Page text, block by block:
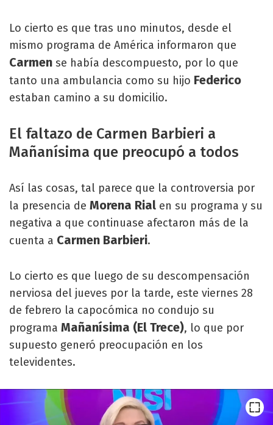
Lo cierto es que tras uno minutos, desde el
mismo programa de América informaron que
Carmen se había descompuesto, por lo que
tanto una ambulancia como su hijo Federico
estaban camino a su domicilio.
El faltazo de Carmen Barbieri a
Mañanísima que preocupó a todos
Así las cosas, tal parece que la controversia por
la presencia de Morena Rial en su programa y su
negativa a que continuase afectaron más de la
cuenta a Carmen Barbieri.
Lo cierto es que luego de su descompensación
nerviosa del jueves por la tarde, este viernes 28
de febrero la capocómica no condujo su
programa Mañanísima (El Trece), lo que por
supuesto generó preocupación en los
televidentes.